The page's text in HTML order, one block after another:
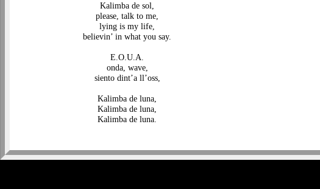
Kalimba de sol,
please, talk to me,
lying is my life,
believin’ in what you say.
E.O.U.A.
onda, wave,
siento dint’a ll’oss,
Kalimba de luna,
Kalimba de luna,
Kalimba de luna.